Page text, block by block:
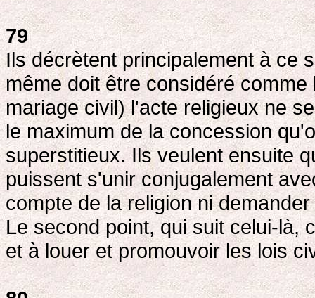
79
Ils décrètent principalement à ce
même doit être considéré
mariage civil) l'acte religieux ne
le maximum de la concession
superstitieux. Ils veulent ensuite
puissent s'unir conjugalement
compte de la religion ni
Le second point, qui suit celui-là,
et à louer et promouvoir les lois